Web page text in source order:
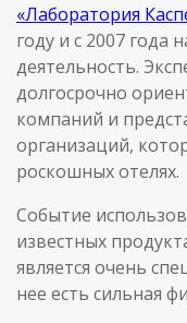
«Лаборатория
году и с 2007 года
деятельность.
долгосрочно
компаний и
организаций,
роскошных отелях.
Событие
известных
является очень
нее есть сильная